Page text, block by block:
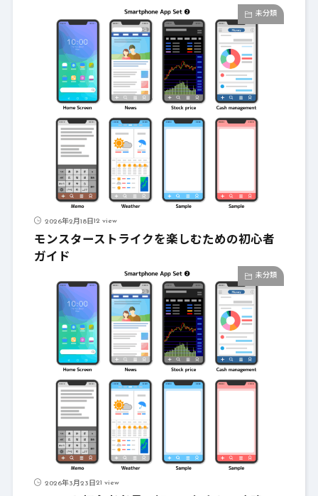
未分類
2026年2月18日12 view
モンスターストライクを楽しむための初心者
ガイド
未分類
2026年3月23日21 view